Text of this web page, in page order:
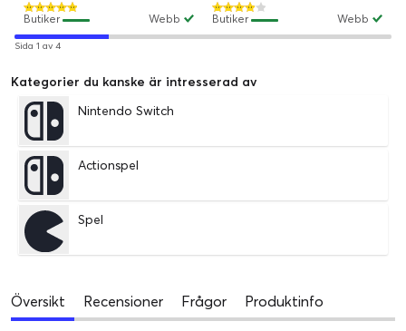
Webb
Butiker Webb
Butiker
Sida 1 av 4
Kategorier du kanske är intresserad av
Nintendo Switch
Actionspel
Spel
Översikt Recensioner Frågor Produktinfo